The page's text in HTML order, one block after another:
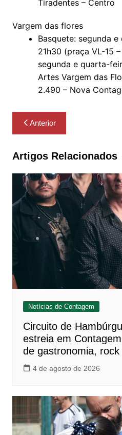
Tiradentes – Centro
Vargem das flores
Basquete: segunda
21h30 (praça VL-15
segunda e quarta-
Artes Vargem das
2.490 – Nova
Navegação
de
Post
Anterior
Artigos Relacionados
Notícias de Contagem
Circuito de
estreia em
de gastronomia,
4 de agosto de 2026